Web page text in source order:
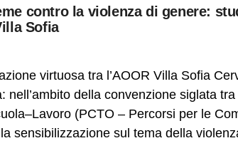
contro la violenza di genere:
Sofia
virtuosa tra l’AOOR Villa Sofia
nell’ambito della convenzione siglata
(PCTO – Percorsi per le
sensibilizzazione sul tema della